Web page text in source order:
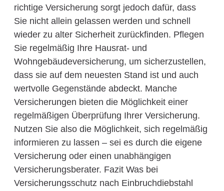
richtige Versicherung sorgt jedoch dafür, dass
Sie nicht allein gelassen werden und schnell
wieder zu alter Sicherheit zurückfinden. Pflegen
Sie regelmäßig Ihre Hausrat- und
Wohngebäudeversicherung, um sicherzustellen,
dass sie auf dem neuesten Stand ist und auch
wertvolle Gegenstände abdeckt. Manche
Versicherungen bieten die Möglichkeit einer
regelmäßigen Überprüfung Ihrer Versicherung.
Nutzen Sie also die Möglichkeit, sich regelmäßig
informieren zu lassen – sei es durch die eigene
Versicherung oder einen unabhängigen
Versicherungsberater. Fazit Was bei
Versicherungsschutz nach Einbruchdiebstahl